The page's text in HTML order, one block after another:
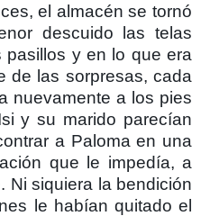
el almacén se tornó
descuido las telas
pasillos y en lo que era
de las sorpresas, cada
nuevamente a los pies
y su marido parecían
a Paloma en una
que le impedía, a
Ni siquiera la bendición
le habían quitado el